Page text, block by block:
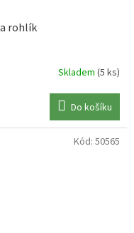
rohlík
Skladem (5 ks)
Do košíku
Kód: 50565